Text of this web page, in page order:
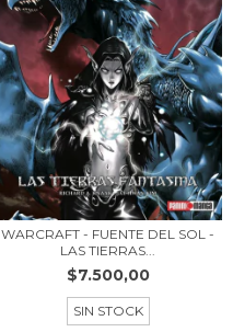
WARCRAFT - FUENTE DEL SOL -
LAS TIERRAS...
$7.500,00
SIN STOCK